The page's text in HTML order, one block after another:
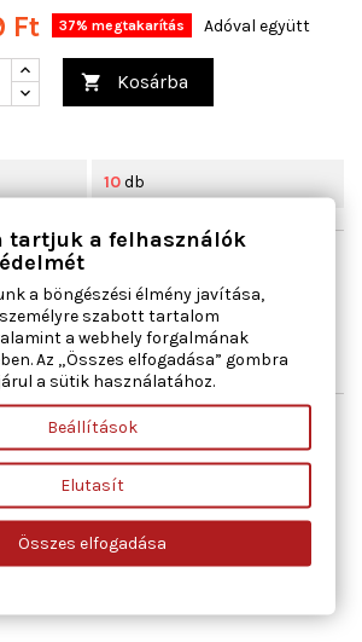
Ft 37% megtakarítás Adóval együtt
 Kosárba
10db
VÁLTÓSZÁMOK MIHEZ JÓ
tartjuk a felhasználók
a böngészési élmény javítása,
szabott tartalom
a webhely forgalmának
Az „Összes elfogadása” gombra
a sütik használatához.
Beállítások
Elutasít
Összes elfogadása